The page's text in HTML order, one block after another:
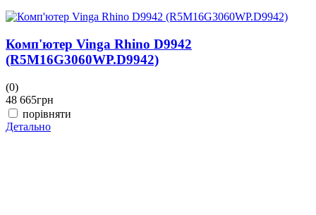
Комп'ютер Vinga Rhino D9942
(R5M16G3060WP.D9942)
(0)
48 665грн
порівняти
Детально